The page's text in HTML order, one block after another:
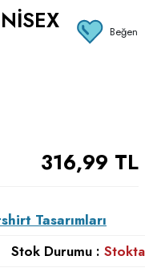
Beğen
316,99 TL
Tasarımları
Stok Durumu : Stokta